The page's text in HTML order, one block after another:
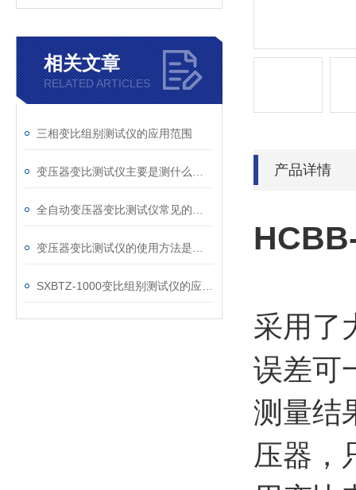
相关文章
RELATED ARTICLES
三相变比组别测试仪的应用范围
产品详情
采用了
误差可
测量结
压器，